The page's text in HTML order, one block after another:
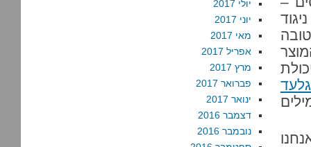
יולי 2017
יוני 2017
מאי 2017
אפריל 2017
מרץ 2017
פברואר 2017
ינואר 2017
דצמבר 2016
נובמבר 2016